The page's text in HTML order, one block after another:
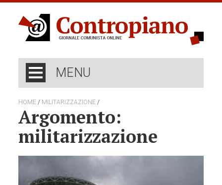
MENU
HOME / MILITARIZZAZIONE /
Argomento:
militarizzazione